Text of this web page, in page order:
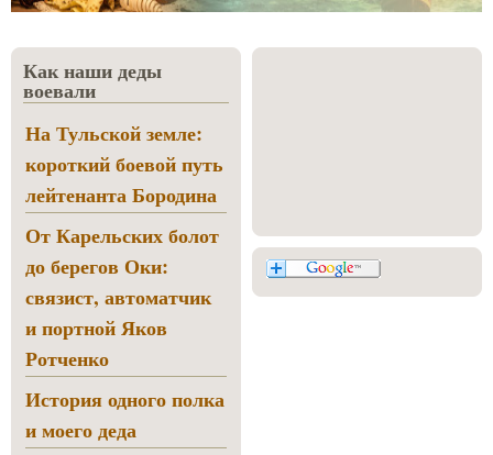
Как наши деды
воевали
На Тульской земле:
короткий боевой путь
лейтенанта Бородина
От Карельских болот
до берегов Оки:
связист, автоматчик
и портной Яков
Ротченко
История одного полка
и моего деда